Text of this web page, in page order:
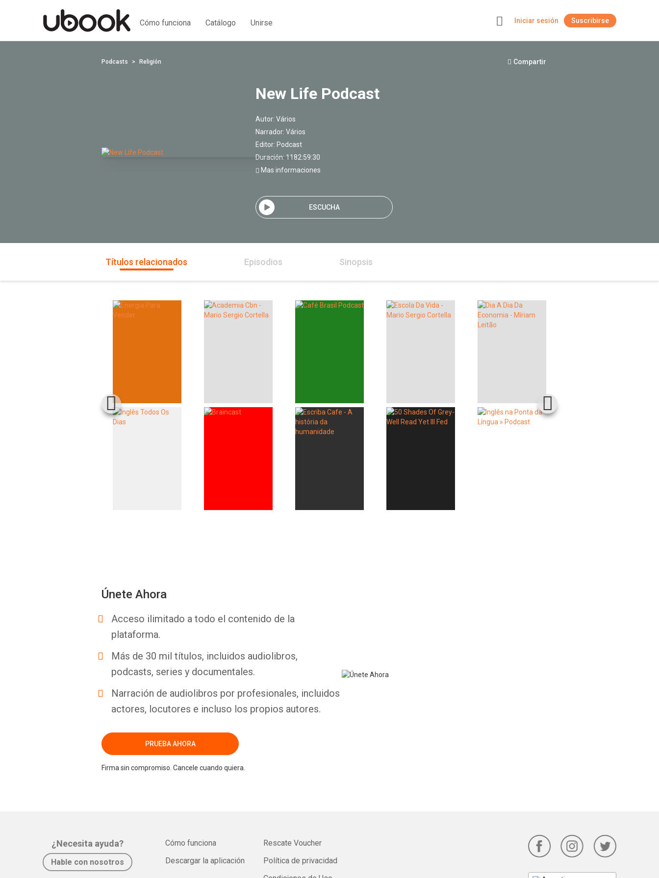
Cómo funciona Catálogo Unirse Iniciar sesión Suscribirse
Podcasts Religión Compartir
New Life Podcast
Autor: Vários
Narrador: Vários
Editor: Podcast
Duración: 1182:59:30
Mas informaciones
ESCUCHA
Títulos relacionados Episodios Sinopsis
Únete Ahora
Acceso ilimitado a todo el contenido de la
plataforma.
Más de 30 mil títulos, incluidos audiolibros,
podcasts, series y documentales.
Narración de audiolibros por profesionales, incluidos
actores, locutores e incluso los propios autores.
PRUEBA AHORA
Firma sin compromiso. Cancele cuando quiera.
¿Necesita ayuda?
Hable con nosotros
Cómo funciona
Descargar la aplicación
Rescate Voucher
Política de privacidad